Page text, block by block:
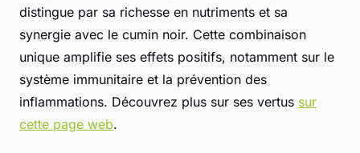
distingue par sa richesse en nutriments et sa
synergie avec le cumin noir. Cette combinaison
unique amplifie ses effets positifs, notamment sur le
système immunitaire et la prévention des
inflammations. Découvrez plus sur ses vertus sur
cette page web.